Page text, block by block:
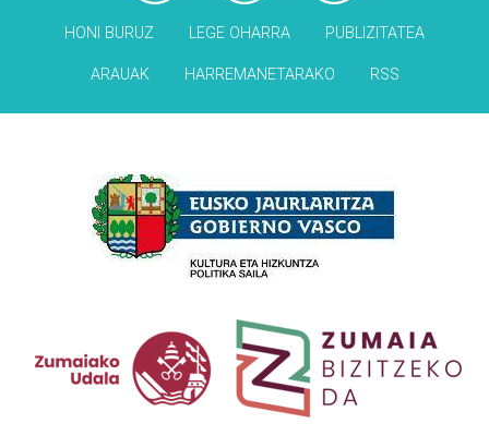
HONI BURUZ LEGE OHARRA PUBLIZITATEA
ARAUAK HARREMANETARAKO RSS